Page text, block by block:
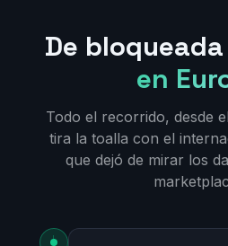
De
en
Todo el recorrido, desde
tira la toalla con el
que dejó de mirar los